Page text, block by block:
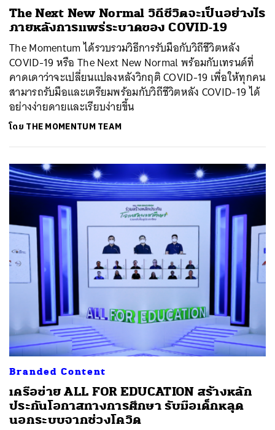
The Next New Normal วิถีชีวิตจะเป็นอย่างไร
ภายหลังการแพร่ระบาดของ COVID-19
The Momentum ได้รวบรวมวิธีการรับมือกับวิถีชีวิตหลัง
COVID-19 หรือ The Next New Normal พร้อมกับเทรนด์ที่
คาดเดาว่าจะเปลี่ยนแปลงหลังวิกฤติ COVID-19 เพื่อให้ทุกคน
สามารถรับมือและเตรียมพร้อมกับวิถีชีวิตหลัง COVID-19 ได้
อย่างง่ายดายและเรียบง่ายขึ้น
โดย THE MOMENTUM TEAM
Branded Content
เครือข่าย ALL FOR EDUCATION สร้างหลัก
ประกันโอกาสทางการศึกษา รับมือเด็กหลุด
นอกระบบจากช่วงโควิด